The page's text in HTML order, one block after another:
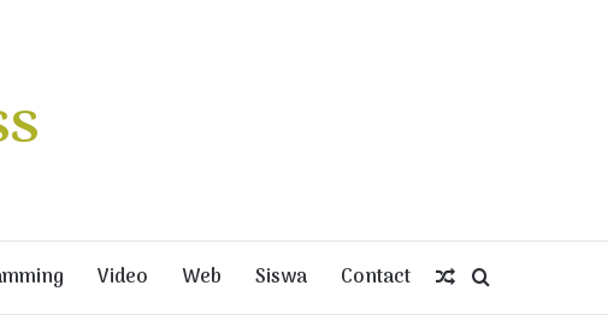
Video Web Siswa Contact Random